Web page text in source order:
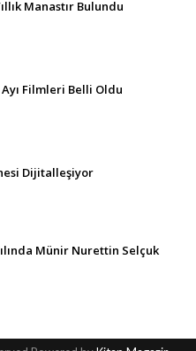
Manastır Bulundu
Ayı Filmleri Belli Oldu
Dijitalleşiyor
Münir Nurettin Selçuk